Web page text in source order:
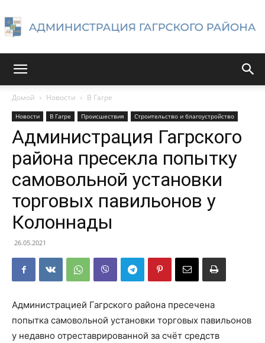
Гагрского
района
Домой Новости В Гагре
Новости В Гагре Происшествия Строительство и благоустройство
Администрация Гагрского
района пресекла попытку
самовольной установки
торговых павильонов у
Колоннады
26.05.2021
Администрацией Гагрского района пресечена
попытка самовольной установки торговых павильонов
у недавно отреставрированной за счёт средств